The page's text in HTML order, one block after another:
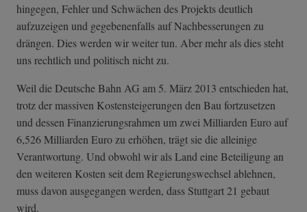
hingegen, Fehler und Schwächen des Projekts deutlich
aufzuzeigen und gegebenenfalls auf Nachbesserungen zu
drängen. Dies werden wir weiter tun. Aber mehr als dies steht
uns rechtlich und politisch nicht zu.
Weil die Deutsche Bahn AG am 5. März 2013 entschieden hat,
trotz der massiven Kostensteigerungen den Bau fortzusetzen
und dessen Finanzierungsrahmen um zwei Milliarden Euro auf
6,526 Milliarden Euro zu erhöhen, trägt sie die alleinige
Verantwortung. Und obwohl wir als Land eine Beteiligung an
den weiteren Kosten seit dem Regierungswechsel ablehnen,
muss davon ausgegangen werden, dass Stuttgart 21 gebaut
wird.